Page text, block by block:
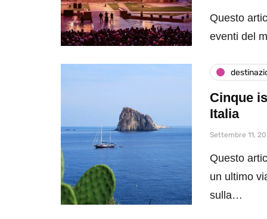
Questo
eventi del
Cinque
Italia
Settembre 11,
Questo
un ultimo
sulla…